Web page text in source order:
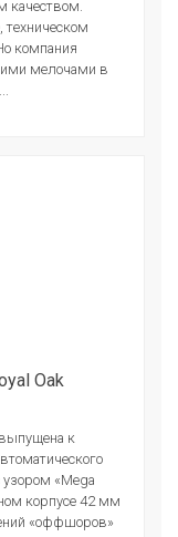
качеством.
компания
мелочами в
Oak
к
«Mega
корпусе 42 мм
«оффшоров»